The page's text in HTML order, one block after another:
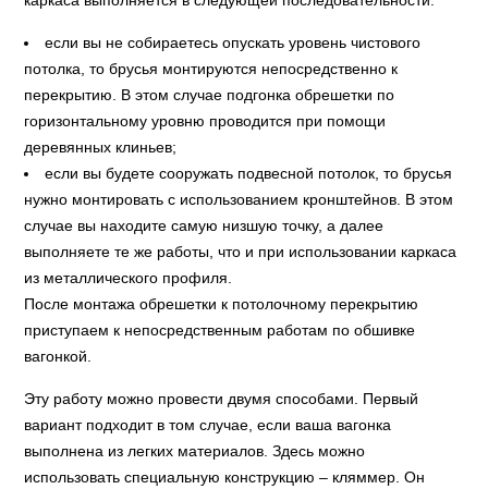
если вы не собираетесь опускать уровень чистового
потолка, то брусья монтируются непосредственно к
перекрытию. В этом случае подгонка обрешетки по
горизонтальному уровню проводится при помощи
деревянных клиньев;
если вы будете сооружать подвесной потолок, то брусья
нужно монтировать с использованием кронштейнов. В этом
случае вы находите самую низшую точку, а далее
выполняете те же работы, что и при использовании каркаса
из металлического профиля.
После монтажа обрешетки к потолочному перекрытию
приступаем к непосредственным работам по обшивке
вагонкой.
Эту работу можно провести двумя способами. Первый
вариант подходит в том случае, если ваша вагонка
выполнена из легких материалов. Здесь можно
использовать специальную конструкцию – кляммер. Он